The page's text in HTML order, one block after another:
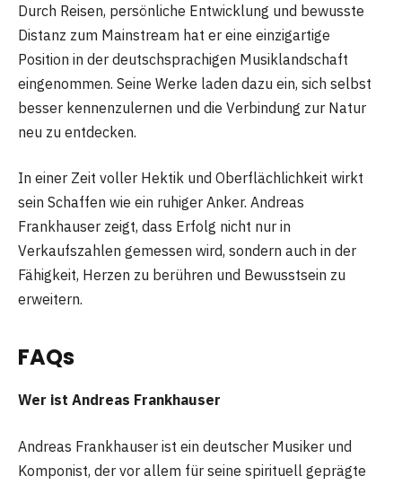
Durch Reisen, persönliche Entwicklung und bewusste
Distanz zum Mainstream hat er eine einzigartige
Position in der deutschsprachigen Musiklandschaft
eingenommen. Seine Werke laden dazu ein, sich selbst
besser kennenzulernen und die Verbindung zur Natur
neu zu entdecken.
In einer Zeit voller Hektik und Oberflächlichkeit wirkt
sein Schaffen wie ein ruhiger Anker. Andreas
Frankhauser zeigt, dass Erfolg nicht nur in
Verkaufszahlen gemessen wird, sondern auch in der
Fähigkeit, Herzen zu berühren und Bewusstsein zu
erweitern.
FAQs
Wer ist Andreas Frankhauser
Andreas Frankhauser ist ein deutscher Musiker und
Komponist, der vor allem für seine spirituell geprägte